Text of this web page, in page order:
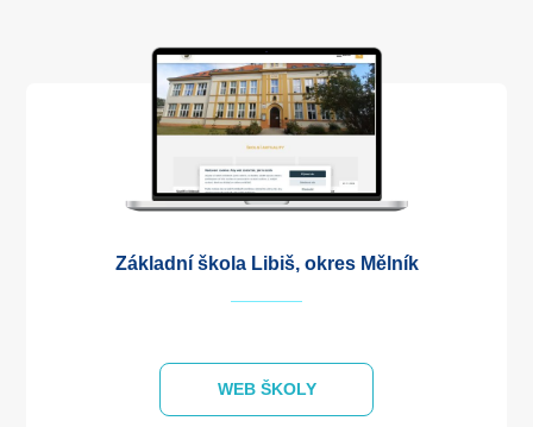
Základní škola Libiš, okres Mělník
WEB ŠKOLY